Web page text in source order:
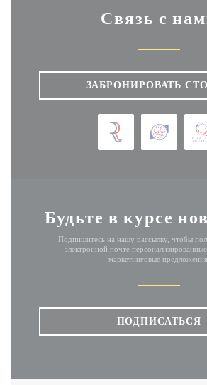
Связь с
ЗАБРОНИРОВАТЬ
Будьте в курсе
Подпишитесь на нашу рассылку, чтобы
электронной почте
маркетинговые предложения.
ПОДПИСАТЬСЯ